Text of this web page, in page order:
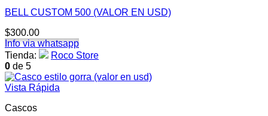
BELL CUSTOM 500 (VALOR EN USD)
$300.00
Info via whatsapp
Tienda:
Roco Store
0 de 5
Vista Rápida
Cascos